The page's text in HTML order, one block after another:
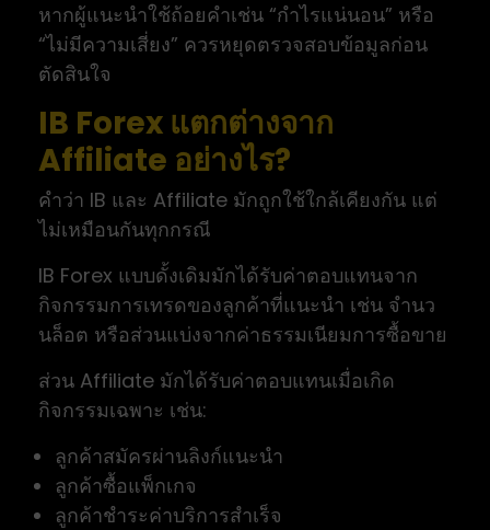
หากผู้แนะนำใช้ถ้อยคำเช่น “กำไรแน่นอน” หรือ
“ไม่มีความเสี่ยง” ควรหยุดตรวจสอบข้อมูลก่อน
ตัดสินใจ
IB Forex แตกต่างจาก
Affiliate อย่างไร?
คำว่า IB และ Affiliate มักถูกใช้ใกล้เคียงกัน แต่
ไม่เหมือนกันทุกกรณี
IB Forex แบบดั้งเดิมมักได้รับค่าตอบแทนจาก
กิจกรรมการเทรดของลูกค้าที่แนะนำ เช่น จำนว
นล็อต หรือส่วนแบ่งจากค่าธรรมเนียมการซื้อขาย
ส่วน Affiliate มักได้รับค่าตอบแทนเมื่อเกิด
กิจกรรมเฉพาะ เช่น:
ลูกค้าสมัครผ่านลิงก์แนะนำ
ลูกค้าซื้อแพ็กเกจ
ลูกค้าชำระค่าบริการสำเร็จ